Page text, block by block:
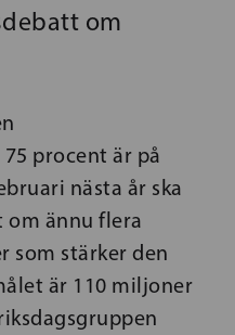
om
procent är på
nästa år ska
ännu flera
som stärker den
är 110 miljoner